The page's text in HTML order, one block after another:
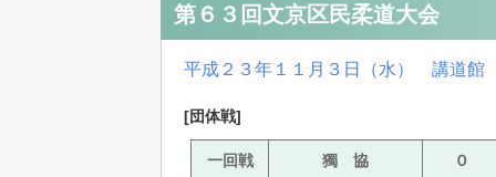
第６３回文京区民柔道大会
平成２３年１１月３日（水） 講道館
[団体戦]
一回戦 獨 協 ０